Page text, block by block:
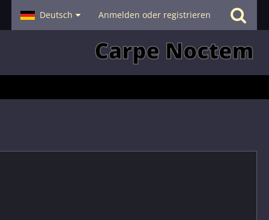
Hilfe
Deutsch Anmelden oder registrieren